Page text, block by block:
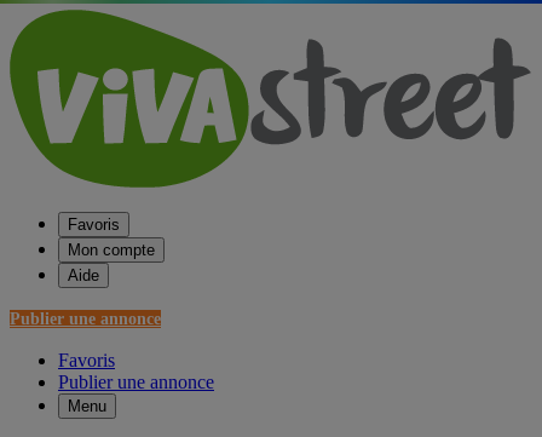
Favoris
Mon compte
Aide
Publier une annonce
Favoris
Publier une annonce
Menu